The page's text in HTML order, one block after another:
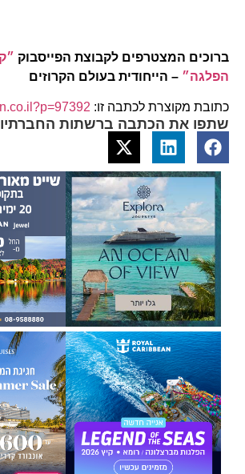
ברוכים המצטרפים לקבוצת הפייסבוק
הפלגה״– הייחודית בעולם הקרוזים
כתובת מקוצרת לכתבה זו:
שתפו את הכתבה ברשתות החברתיות: